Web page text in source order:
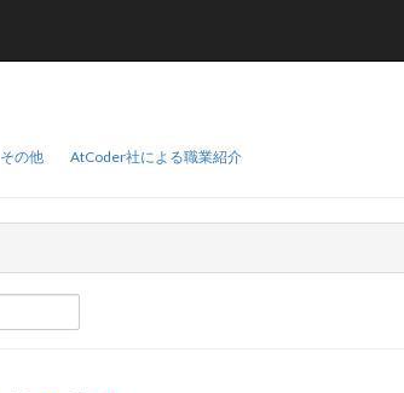
その他 AtCoder社による職業紹介